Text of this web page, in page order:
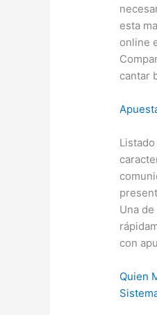
esta
online
cantar
Una
con
Quien